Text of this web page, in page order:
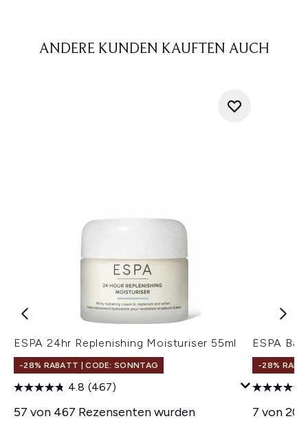
ANDERE KUNDEN KAUFTEN AUCH
ESPA 24hr Replenishing Moisturiser 55ml
-28% RABATT | CODE: SONNTAG
4.8 (467)
57 von 467 Rezensenten wurden
ESPA
-28%
7 von